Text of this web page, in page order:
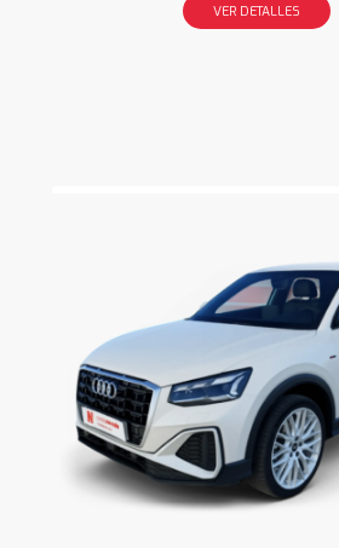
VER DETALLES